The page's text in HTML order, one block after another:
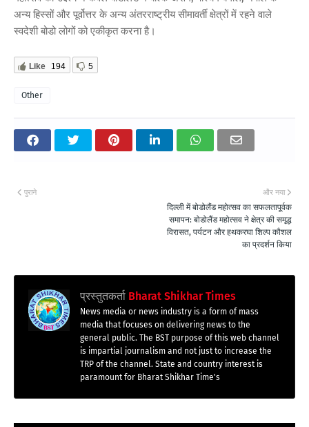
अन्य हिस्सों और पूर्वोत्तर के अन्य अंतरराष्ट्रीय सीमावर्ती क्षेत्रों में रहने वाले
स्वदेशी बोडो लोगों को एकीकृत करना है।
Like 194 5
Other
और नया
दिल्ली में बोडोलैंड महोत्सव का सफलतापूर्वक
समापन: बोडोलैंड महोत्सव ने क्षेत्र की समृद्ध
विरासत, पर्यटन और हथकरघा शिल्प कौशल
का प्रदर्शन किया
पुराने
प्रस्तुतकर्ता Bharat Shikhar Times
News media or news industry is a form of mass
media that focuses on delivering news to the
general public. The BST purpose of this web channel
is impartial journalism and not just to increase the
TRP of the channel. State and country interest is
paramount for Bharat Shikhar Time's